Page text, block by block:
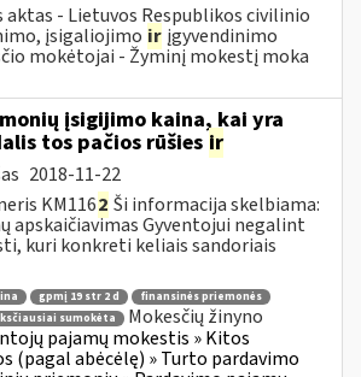
aktas - Lietuvos Respublikos civilinio
įsigaliojimo ir įgyvendinimo
mokėtojai - Žyminį mokestį moka
įsigijimo kaina, kai yra
tos pačios rūšies ir
2018-11-22
KM1162 Ši informacija skelbiama:
apskaičiavimas Gyventojui negalint
kuri konkreti keliais sandoriais
gpmį 19 str 2 d
finansinės priemonės
sumokėta
Mokesčių žinyno
pajamų mokestis » Kitos
(pagal abėcėlę) » Turto pardavimo